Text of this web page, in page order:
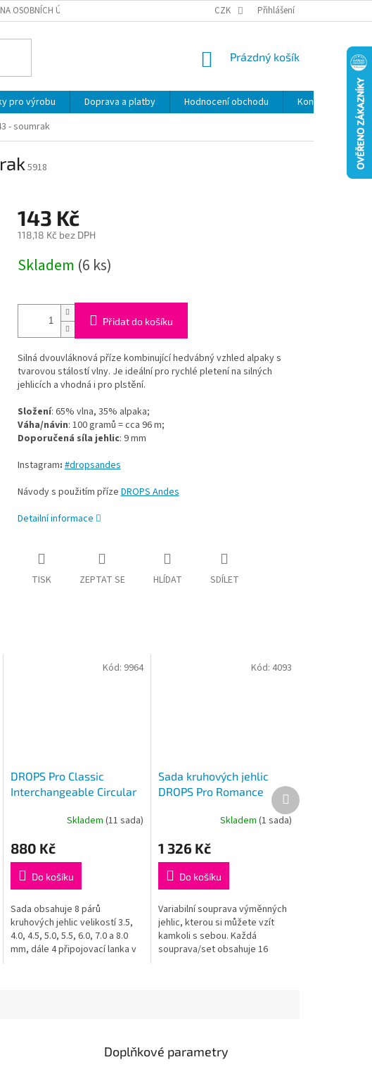
OSOBNÍCH ÚDAJŮ CZK Přihlášení
NÁKUPNÍ
Prázdný košík
pro výrobu Doprava a platby Hodnocení obchodu Kontakty
- soumrak
5918
143 Kč
118,18 Kč bez DPH
cena:
Skladem (6 ks)
Přidat do košíku
Silná dvouvláknová příze kombinující hedvábný vzhled alpaky s
tvarovou stálostí vlny. Je ideální pro rychlé pletení na silných
jehlicích a vhodná i pro plstění.
Složení: 65% vlna, 35% alpaka;
Váha/návin: 100 gramů = cca 96 m;
Doporučená síla jehlic: 9 mm
Instagram:#dropsandes
Návody s použitím přízeDROPS Andes
Detailní informace
TISK ZEPTAT SE HLÍDAT SDÍLET
DROPS Pro Classic
Interchangeable Circular
produktu
je
5,0
z
5
hvězdiček.
Skladem(11 sada)
880 Kč
Do košíku
Sada obsahuje 8 párů
kruhových jehlic velikostí 3.5,
4.0, 4.5, 5.0, 5.5, 6.0, 7.0 a 8.0
mm, dále 4 připojovací lanka v
Kód: 9964
Sada kruhových jehlic
DROPS Pro Romance
Deluxe Set (3,5 - 8 mm)
produktu
je
5,0
z
5
hvězdiček.
Skladem(1 sada)
1 326 Kč
Do košíku
Variabilní souprava výměnných
jehlic, kterou si můžete vzít
kamkoli s sebou. Každá
souprava/set obsahuje 16
Kód: 4093
Další
produkt
Doplňkové parametry